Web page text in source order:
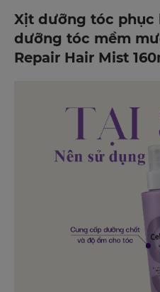
Xịt dưỡng tóc phục
dưỡng tóc mềm
Repair Hair Mist